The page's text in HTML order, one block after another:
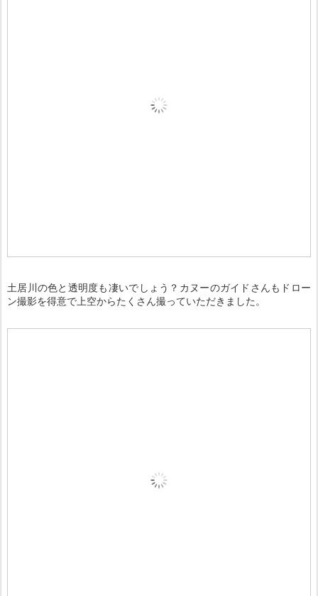
土居川の色と透明度も凄いでしょう？カヌーのガイドさんもドロー
ン撮影を得意で上空からたくさん撮っていただきました。